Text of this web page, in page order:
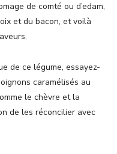
de comté ou d’edam,
et du bacon, et voilà
de ce légume, essayez-
caramélisés au
le chèvre et la
de les réconcilier avec